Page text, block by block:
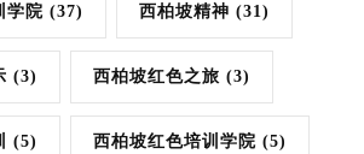
学院 (37) 西柏坡精神 (31)
(3) 西柏坡红色之旅 (3)
(5) 西柏坡红色培训学院 (5)